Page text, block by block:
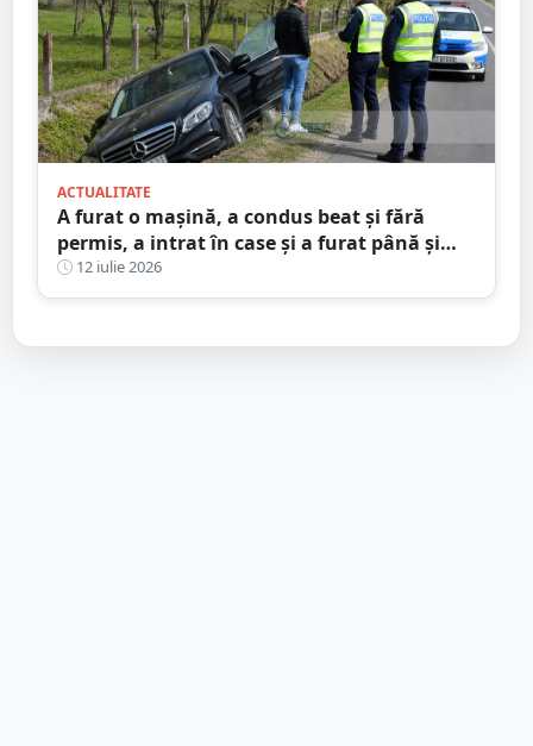
ACTUALITATE
A furat o mașină, a condus beat și fără
permis, a intrat în case și a furat până și
brazi ornamentali. Faptele unui minor din
Satu Mare
12 iulie 2026